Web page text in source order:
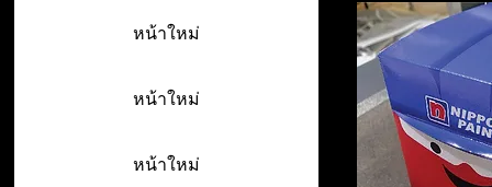
หน้าใหม่
หน้าใหม่
หน้าใหม่